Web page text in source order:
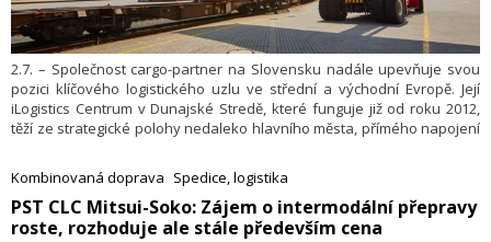
2.7. – Společnost cargo-partner na Slovensku nadále upevňuje svou
pozici klíčového logistického uzlu ve střední a východní Evropě. Její
iLogistics Centrum v Dunajské Stredě, které funguje již od roku 2012,
těží ze strategické polohy nedaleko hlavního města, přímého napojení
automobilový a high-tech průmysl.
Kombinovaná doprava Spedice, logistika
​PST CLC Mitsui-Soko: Zájem o intermodální přepravy
roste, rozhoduje ale stále především cena